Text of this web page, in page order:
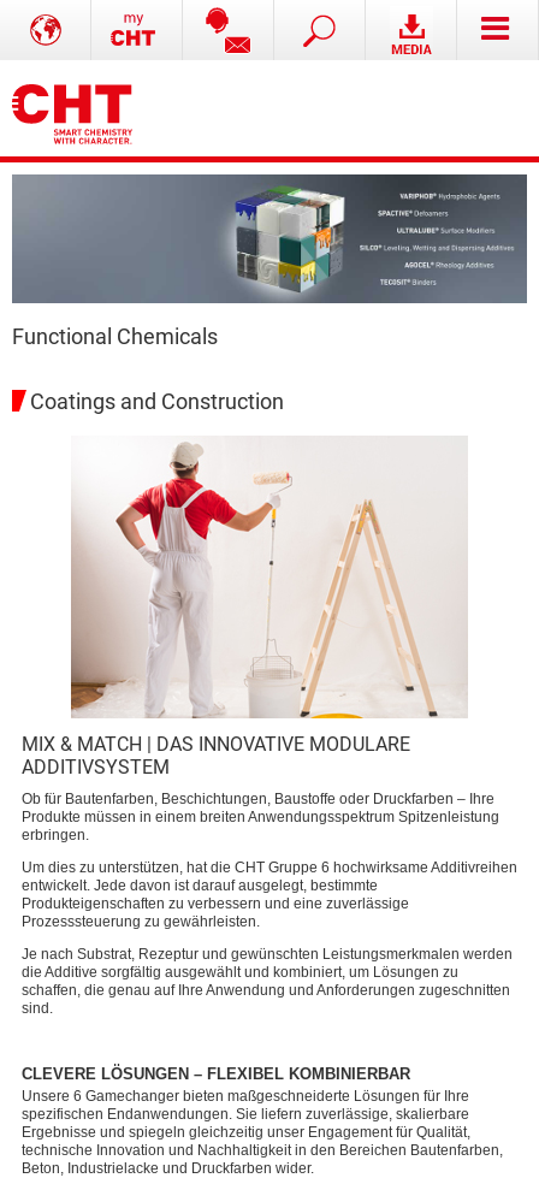
Functional Chemicals
Coatings and Construction
MIX & MATCH | DAS INNOVATIVE MODULARE
ADDITIVSYSTEM
Ob für Bautenfarben, Beschichtungen, Baustoffe oder Druckfarben – Ihre
Produkte müssen in einem breiten Anwendungsspektrum Spitzenleistung
erbringen.
Um dies zu unterstützen, hat die CHT Gruppe 6 hochwirksame Additivreihen
entwickelt. Jede davon ist darauf ausgelegt, bestimmte
Produkteigenschaften zu verbessern und eine zuverlässige
Prozesssteuerung zu gewährleisten.
Je nach Substrat, Rezeptur und gewünschten Leistungsmerkmalen werden
die Additive sorgfältig ausgewählt und kombiniert, um Lösungen zu
schaffen, die genau auf Ihre Anwendung und Anforderungen zugeschnitten
sind.
CLEVERE LÖSUNGEN – FLEXIBEL KOMBINIERBAR
Unsere 6 Gamechanger bieten maßgeschneiderte Lösungen für Ihre
spezifischen Endanwendungen. Sie liefern zuverlässige, skalierbare
Ergebnisse und spiegeln gleichzeitig unser Engagement für Qualität,
technische Innovation und Nachhaltigkeit in den Bereichen Bautenfarben,
Beton, Industrielacke und Druckfarben wider.